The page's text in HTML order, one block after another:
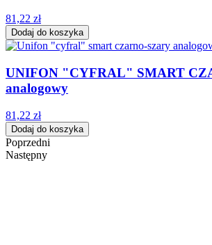
81,22 zł
Dodaj do koszyka
UNIFON "CYFRAL" SMART
analogowy
81,22 zł
Dodaj do koszyka
Poprzedni
Następny